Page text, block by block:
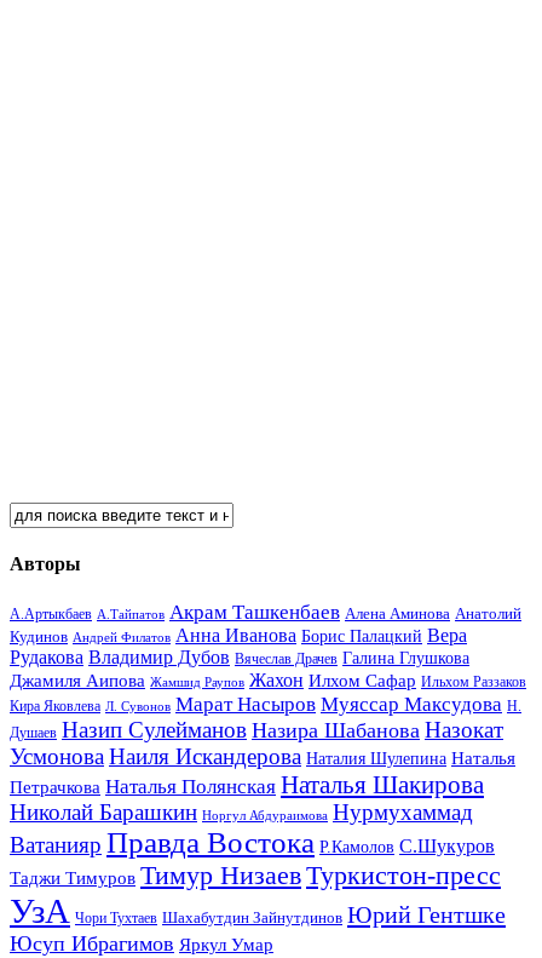
Авторы
А.Артыкбаев А.Тайпатов Акрам Ташкенбаев Алена Аминова Анатолий
Кудинов Андрей Филатов Анна Иванова Борис Палацкий Вера
Рудакова Владимир Дубов Вячеслав Драчев Галина Глушкова
Джамиля Аипова Жамшид Раупов Жахон Илхом Сафар Ильхом Раззаков
Кира Яковлева Л. Сувонов Марат Насыров Муяссар Максудова Н.
Душаев Назип Сулейманов Назира Шабанова Назокат
УсмоноваНаиля Искандерова Наталия Шулепина Наталья
Петрачкова Наталья Полянская Наталья Шакирова
Николай Барашкин Норгул Абдураимова Нурмухаммад
Ватанияр Правда Востока Р.Камолов С.Шукуров
Таджи Тимуров Тимур НизаевТуркистон-пресс
УзА Чори Тухтаев Шахабутдин Зайнутдинов Юрий Гентшке
Юсуп Ибрагимов Яркул Умар